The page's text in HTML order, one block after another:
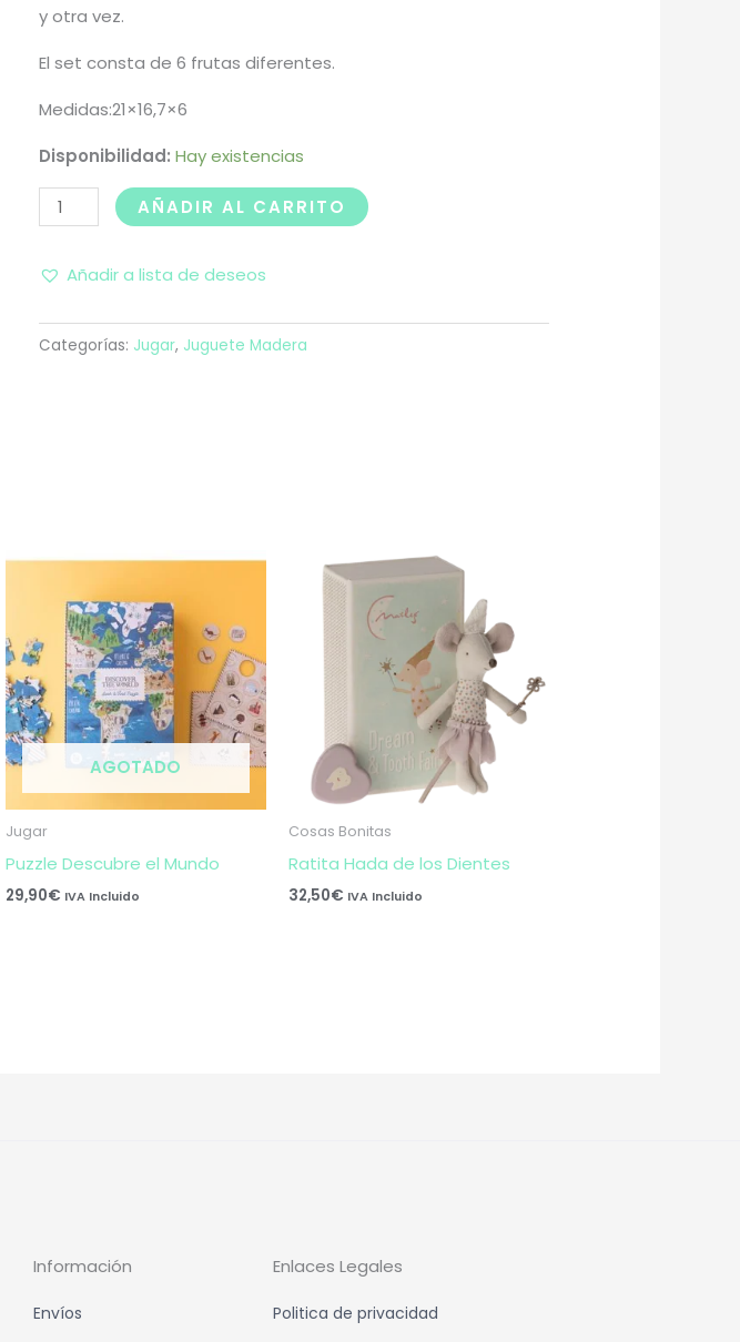
y otra vez.
El set consta de 6 frutas diferentes.
Medidas:21×16,7×6
Disponibilidad: Hay existencias
AÑADIR AL CARRITO
Añadir a lista de deseos
Categorías: Jugar, Juguete Madera
AGOTADO
Jugar
Puzzle Descubre el Mundo
29,90€ IVA Incluido
Cosas Bonitas
Ratita Hada de los Dientes
32,50€ IVA Incluido
Información
Envíos
Enlaces Legales
Politica de privacidad